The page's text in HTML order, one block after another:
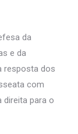
da
e da
resposta dos
com
direita para o